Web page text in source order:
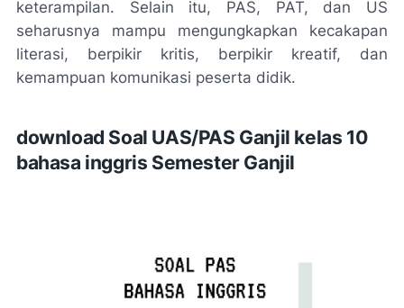
keterampilan. Selain itu, PAS, PAT, dan US
seharusnya mampu mengungkapkan kecakapan
literasi, berpikir kritis, berpikir kreatif, dan
kemampuan komunikasi peserta didik.
download Soal UAS/PAS Ganjil kelas 10
bahasa inggris Semester Ganjil